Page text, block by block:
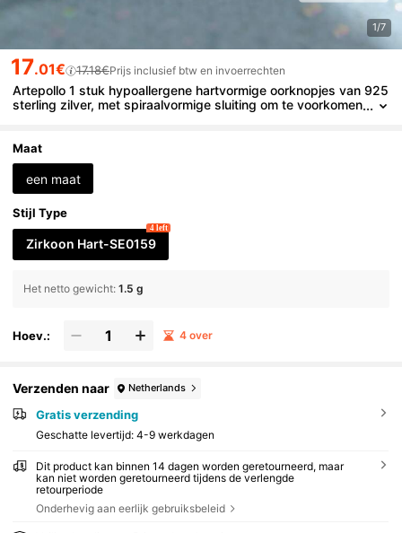
1/7
17.01€ 17.18€Prijs inclusief btw en invoerrechten
Artepollo 1 stuk hypoallergene hartvormige oorknopjes van 925
sterling zilver, met spiraalvormige sluiting om te voorkomen
Maat
een maat
Stijl Type
Zirkoon Hart-SE0159
4 left
Het netto gewicht: 1.5 g
Hoev.: 4 over
Verzenden naar Netherlands
Gratis verzending
Geschatte levertijd: 4-9 werkdagen
Dit product kan binnen 14 dagen worden geretourneerd, maar
kan niet worden geretourneerd tijdens de verlengde
retourperiode
Onderhevig aan eerlijk gebruiksbeleid